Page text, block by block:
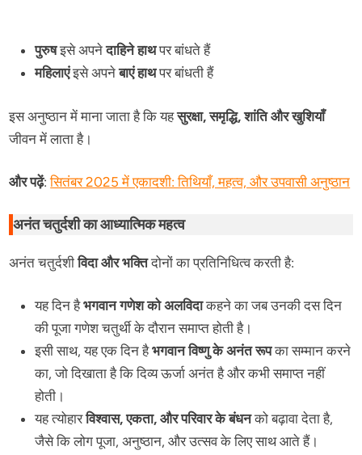
पुरुषइसे अपनेदाहिने हाथपर बांधते हैं
महिलाएंइसे अपनेबाएं हाथपर बांधती हैं
इस अनुष्ठान में माना जाता है कि यहसुरक्षा, समृद्धि, शांति और खुशियाँ
जीवन में लाता है।
और पढ़ें:सितंबर 2025 में एकादशी: तिथियाँ, महत्व, और उपवासी अनुष्ठान
अनंत चतुर्दशी का आध्यात्मिक महत्व
अनंत चतुर्दशीविदा और भक्तिदोनों का प्रतिनिधित्व करती है:
यह दिन हैभगवान गणेश को अलविदाकहने का जब उनकी दस दिन
की पूजा गणेश चतुर्थी के दौरान समाप्त होती है।
इसी साथ, यह एक दिन हैभगवान विष्णु के अनंत रूपका सम्मान करने
का, जो दिखाता है कि दिव्य ऊर्जा अनंत है और कभी समाप्त नहीं
होती।
यह त्योहारविश्वास, एकता, और परिवार के बंधनको बढ़ावा देता है,
जैसे कि लोग पूजा, अनुष्ठान, और उत्सव के लिए साथ आते हैं।